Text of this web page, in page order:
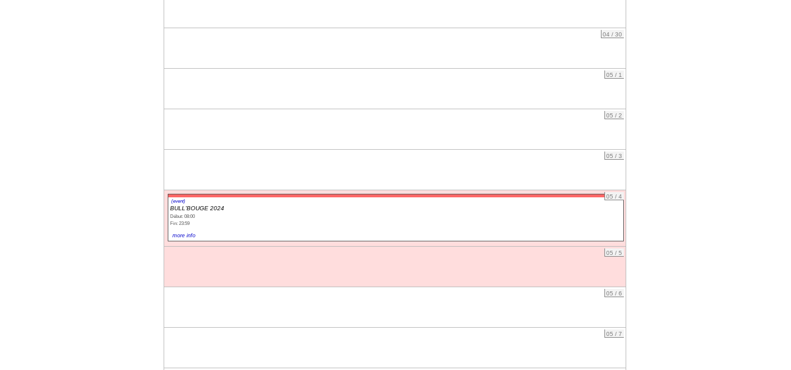
04 / 30
05 / 1
05 / 2
05 / 3
05 / 4
(event)
BULL'BOUGE 2024
Début: 08:00
Fin: 23:59
more info
05 / 5
05 / 6
05 / 7